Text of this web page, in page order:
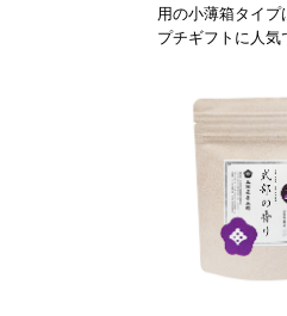
用の小薄箱タイプ
プチギフトに人気